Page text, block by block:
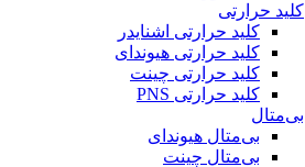
کلید حرارتی
کلید حرارتی اشنایدر
کلید حرارتی هیوندای
کلید حرارتی چینت
کلید حرارتی PNS
بی‌متال
بی‌متال هیوندای
بی‌متال چینت